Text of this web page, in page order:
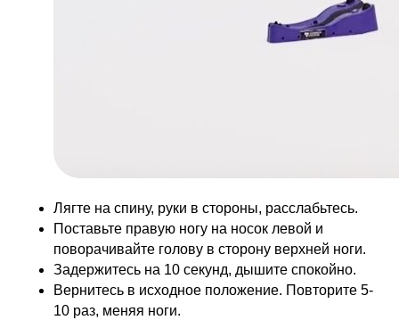
Лягте на спину, руки в стороны, расслабьтесь.
Поставьте правую ногу на носок левой и
поворачивайте голову в сторону верхней ноги.
Задержитесь на 10 секунд, дышите спокойно.
Вернитесь в исходное положение. Повторите 5-
10 раз, меняя ноги.